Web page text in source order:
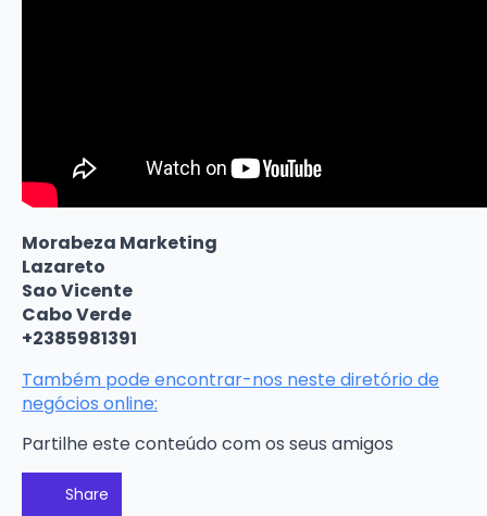
Morabeza Marketing
Lazareto
Sao Vicente
Cabo Verde
+2385981391
Também pode encontrar-nos neste diretório de
negócios online:
Partilhe este conteúdo com os seus amigos
Share